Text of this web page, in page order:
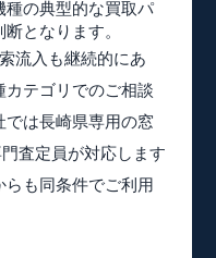
の典型的な買取パ
となります。
流入も継続的にあ
カテゴリでのご相談
は長崎県専用の窓
査定員が対応します
も同条件でご利用